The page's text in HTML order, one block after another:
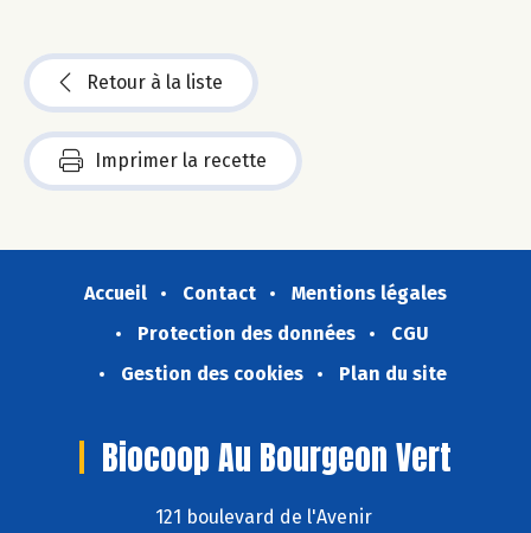
Retour à la liste
Imprimer la recette
Accueil Contact
Mentions légales
Protection des données
CGU
Gestion des cookies
Plan du site
Biocoop Au Bourgeon Vert
121 boulevard de l'Avenir